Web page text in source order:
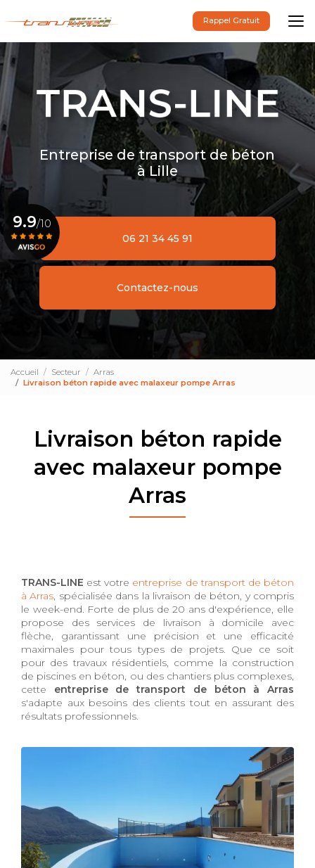
au
principal
Rappel Gratuit
Entreprise de transport de béton
à Lille
06 21 34 45 91
Contactez-nous
9.9/10
Voir le certificat
Accueil Secteur
Arras
Livraison béton rapide avec malaxeur pompe Arras
Livraison béton rapide
avec malaxeur pompe
Arras
TRANS-LINE est votre entreprise de transport de béton
à Arras, spécialisée dans la livraison de béton, y compris
le week-end. Forte de plus de 20 ans d'expérience, elle
propose des services de livraison à domicile avec
flèche, garantissant une précision et une efficacité
maximales pour tous types de projets. Que ce soit
pour des travaux résidentiels, comme la construction
de piscines en béton, ou des chantiers plus complexes,
cette entreprise de transport de béton à Arras
s'adapte aux besoins des clients tout en assurant des
résultats professionnels.